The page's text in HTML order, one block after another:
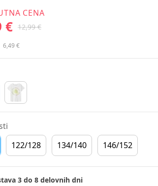
CENA
€ 12,99 €
6,49 €
122/128 134/140 146/152
3 do 8 delovnih dni